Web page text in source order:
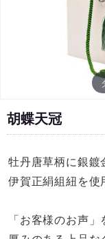
胡蝶天冠
牡丹唐草柄に銀鍍
伊賀正絹組紐を使
「お客様のお声